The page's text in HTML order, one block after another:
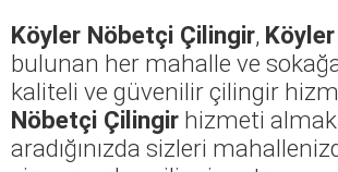
Köyler Nöbetçi Çilingir, Köyler
bulunan her mahalle ve
kaliteli ve güvenilir çilingir
Nöbetçi Çilingir hizmeti
aradığınızda sizleri